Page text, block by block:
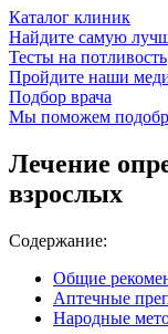
Каталог клиник
Найдите самую
Тесты на потливость
Пройдите наши
Подбор врача
Мы поможем
Лечение
взрослых
Содержание:
Общие
Аптечные
Народные